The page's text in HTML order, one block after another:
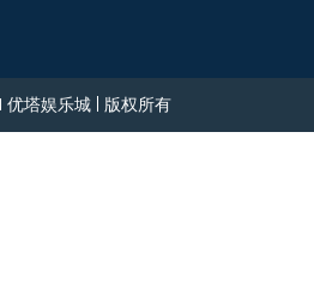
优塔娱乐城 | 版权所有